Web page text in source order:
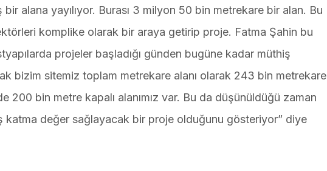
alana yayılıyor. Burası 3 milyon 50 bin metrekare bir alan. Bu
komplike olarak bir araya getirip proje. Fatma Şahin bu
projeler başladığı günden bugüne kadar müthiş
bizim sitemiz toplam metrekare alanı olarak 243 bin metrekare
200 bin metre kapalı alanımız var. Bu da düşünüldüğü zaman
katma değer sağlayacak bir proje olduğunu gösteriyor” diye